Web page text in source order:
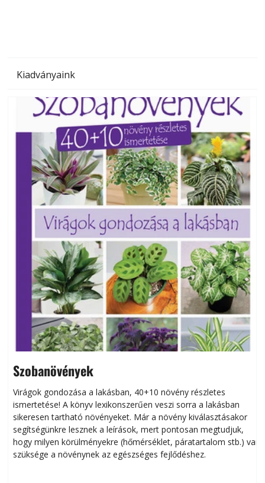
Kiadványaink
Szobanövények
Virágok gondozása a lakásban, 40+10 növény részletes
ismertetése! A könyv lexikonszerűen veszi sorra a lakásban
sikeresen tart­ha­tó növényeket. Már a növény kiválasztásakor
segítségünkre lesznek a leírások, mert pontosan megtudjuk,
hogy milyen körülményekre (hőmérséklet, páratartalom stb.) van
szüksége a növénynek az egészséges fejlődéshez.